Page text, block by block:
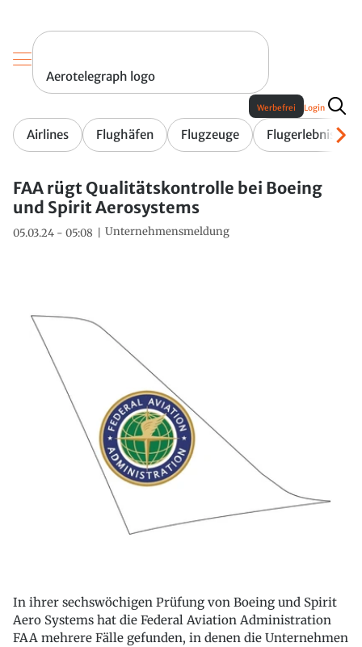
Aerotelegraph logo
Airlines Flughäfen Flugzeuge Flugerlebnis
Werbefrei Login
FAA rügt Qualitätskontrolle bei Boeing
und Spirit Aerosystems
05.03.24 - 05:08 Unternehmensmeldung
In ihrer sechswöchigen Prüfung von Boeing und Spirit
Aero Systems hat die Federal Aviation Administration
FAA mehrere Fälle gefunden, in denen die Unternehmen